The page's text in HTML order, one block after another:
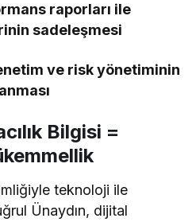
raporları ile
sadeleşmesi
ve risk yönetiminin
Bilgisi =
teknoloji ile
Ünaydın, dijital